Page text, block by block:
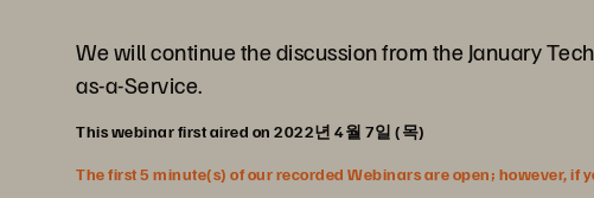
We will continue the discussion from the January
as-a-Service.
This webinar first aired on 2022년 4월 7일 (목)
The first 5 minute(s) of our recorded Webinars are open; however,